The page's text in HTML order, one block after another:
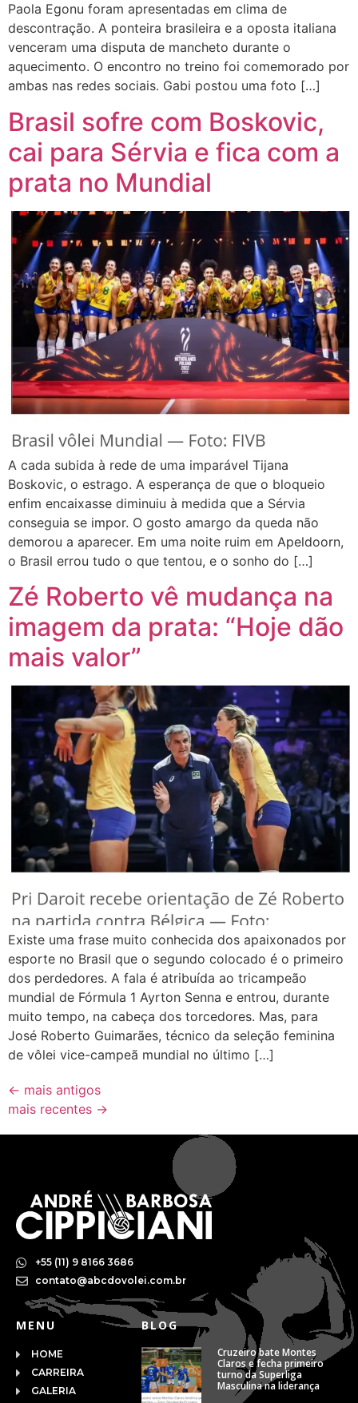
Paola Egonu foram apresentadas em clima de
descontração. A ponteira brasileira e a oposta italiana
venceram uma disputa de mancheto durante o
aquecimento. O encontro no treino foi comemorado por
ambas nas redes sociais. Gabi postou uma foto […]
Brasil sofre com Boskovic,
cai para Sérvia e fica com a
prata no Mundial
A cada subida à rede de uma imparável Tijana
Boskovic, o estrago. A esperança de que o bloqueio
enfim encaixasse diminuiu à medida que a Sérvia
conseguia se impor. O gosto amargo da queda não
demorou a aparecer. Em uma noite ruim em Apeldoorn,
o Brasil errou tudo o que tentou, e o sonho do […]
Zé Roberto vê mudança na
imagem da prata: “Hoje dão
mais valor”
Existe uma frase muito conhecida dos apaixonados por
esporte no Brasil que o segundo colocado é o primeiro
dos perdedores. A fala é atribuída ao tricampeão
mundial de Fórmula 1 Ayrton Senna e entrou, durante
muito tempo, na cabeça dos torcedores. Mas, para
José Roberto Guimarães, técnico da seleção feminina
de vôlei vice-campeã mundial no último […]
← mais antigos
mais recentes →
+55 (11) 9 8166 3686
contato@abcdovolei.com.br
MENU
HOME
CARREIRA
GALERIA
BLOG
Cruzeiro bate Montes
Claros e fecha primeiro
turno da Superliga
Masculina na liderança